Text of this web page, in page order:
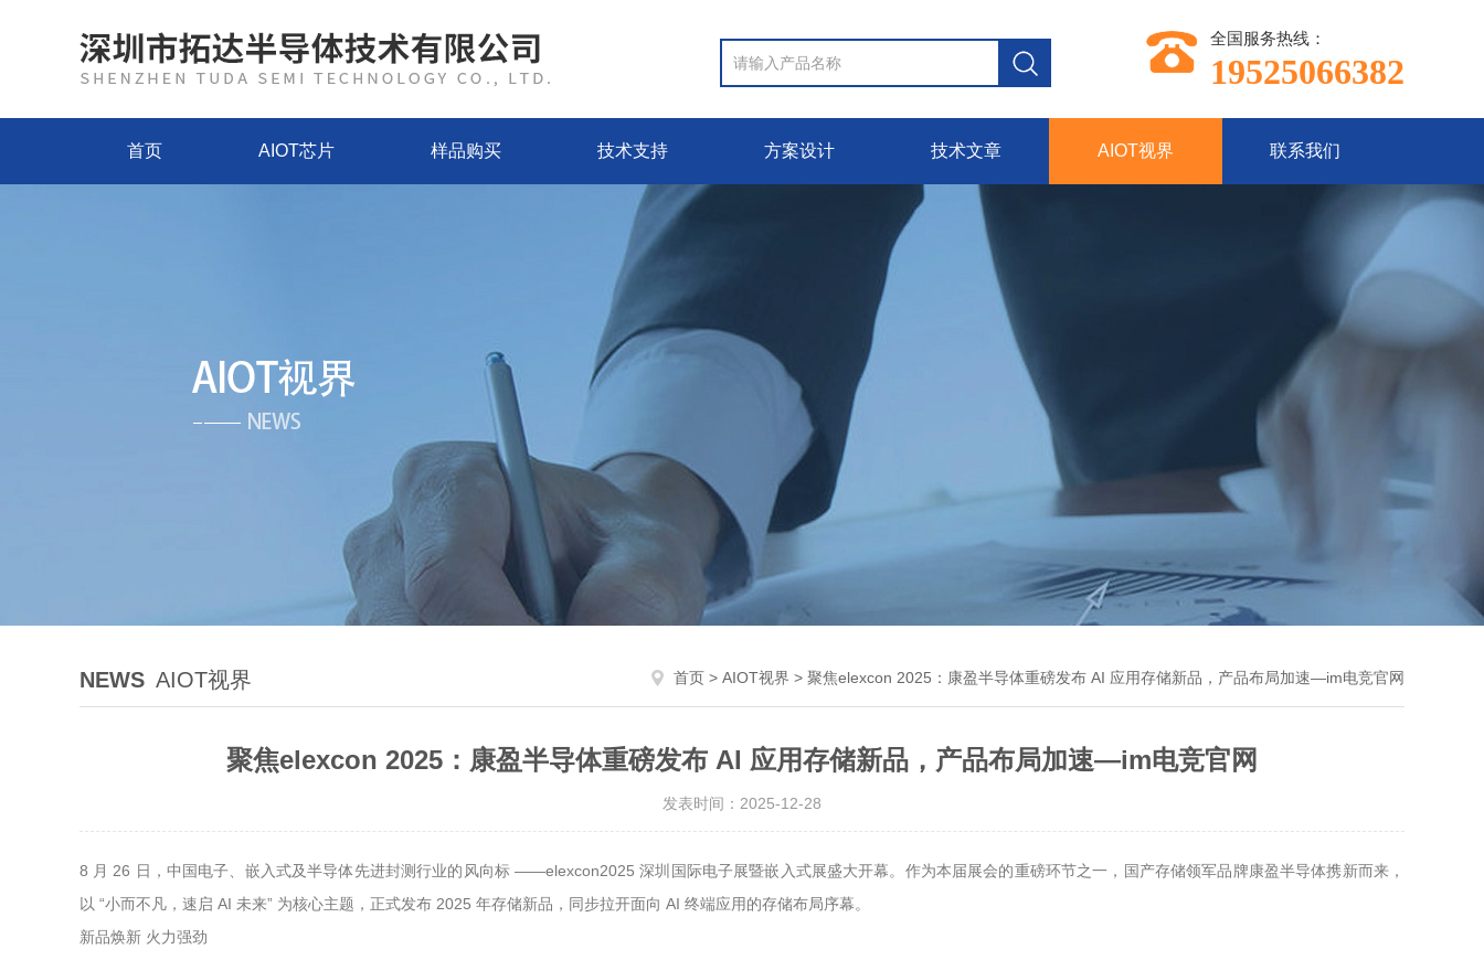
全国服务热线：
19525066382
首页 AIOT芯片 样品购买 技术支持 方案设计 技术文章 AIOT视界 联系我们
NEWS AIOT视界 首页 > AIOT视界 > 聚焦elexcon 2025：康盈半导体重磅发布 AI 应用存储新品，产品布局加速—im电竞官网
聚焦elexcon 2025：康盈半导体重磅发布 AI 应用存储新品，产品布局加速—im电竞官网
发表时间：2025-12-28
8 月 26 日，中国电子、嵌入式及半导体先进封测行业的风向标 ——elexcon2025 深圳国际电子展暨嵌入式展盛大开幕。作为本届展会的重磅环节之一，国产存储领军品牌康盈半导体携新而来，
以 “小而不凡，速启 AI 未来” 为核心主题，正式发布 2025 年存储新品，同步拉开面向 AI 终端应用的存储布局序幕。
新品焕新 火力强劲